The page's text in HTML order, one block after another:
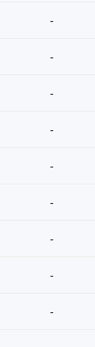
-
-
-
-
-
-
-
-
-